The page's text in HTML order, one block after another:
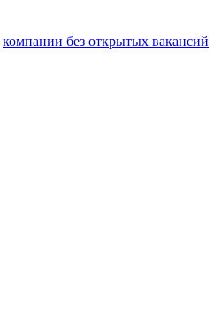
компании без открытых вакансий